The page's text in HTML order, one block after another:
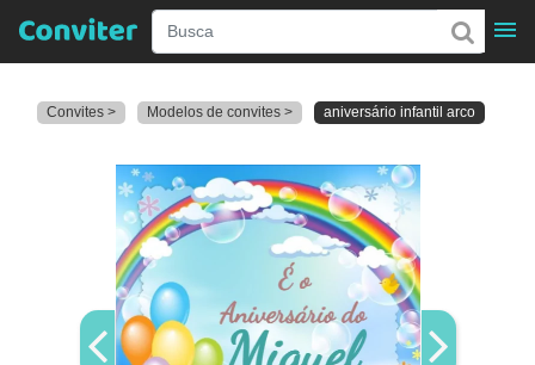
Convites > Modelos de convites > aniversário infantil arco